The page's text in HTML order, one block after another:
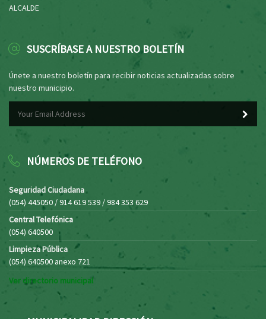
ALCALDE
SUSCRÍBASE A NUESTRO BOLETÍN
Únete a nuestro boletín para recibir noticias actualizadas sobre
nuestro municipio.
NÚMEROS DE TELÉFONO
Seguridad Ciudadana
(054) 445050 / 914 619 539 / 984 353 629
Central Telefónica
(054) 640500
Limpieza Pública
(054) 640500 anexo 721
Ver directorio municipal